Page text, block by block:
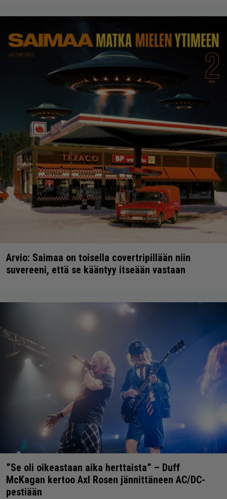
Arvio: Saimaa on toisella covertripillään niin
suvereeni, että se kääntyy itseään vastaan
”Se oli oikeastaan aika herttaista” – Duff
McKagan kertoo Axl Rosen jännittäneen AC/DC-
pestiään